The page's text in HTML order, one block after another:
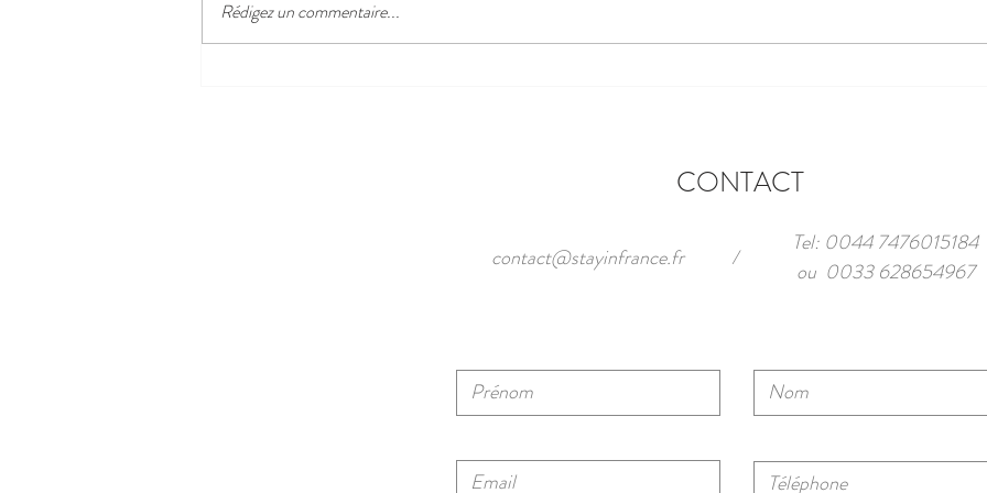
Rédigez un commentaire...
CONTACT
contact@stayinfrance.fr /
Tel: 0044 7476015184
ou 0033 628654967